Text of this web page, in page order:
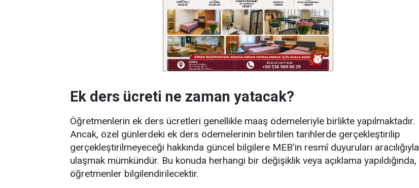
Ek ders ücreti ne zaman yatacak?
Öğretmenlerin ek ders ücretleri genellikle maaş ödemeleriyle birlikte yapılmaktadır.
Ancak, özel günlerdeki ek ders ödemelerinin belirtilen tarihlerde gerçekleştirilip
gerçekleştirilmeyeceği hakkında güncel bilgilere MEB’in resmî duyuruları aracılığıyla
ulaşmak mümkündür. Bu konuda herhangi bir değişiklik veya açıklama yapıldığında,
öğretmenler bilgilendirilecektir.